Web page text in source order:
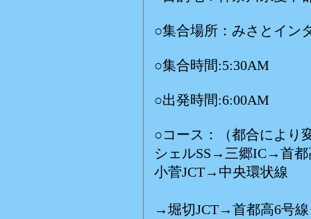
○集合場所：みさとイン
○集合時間:5:30AM
○出発時間:6:00AM
○コース：（都合により
シェルSS→三郷IC→首
小菅JCT→中央環状線
→堀切JCT→首都高6号